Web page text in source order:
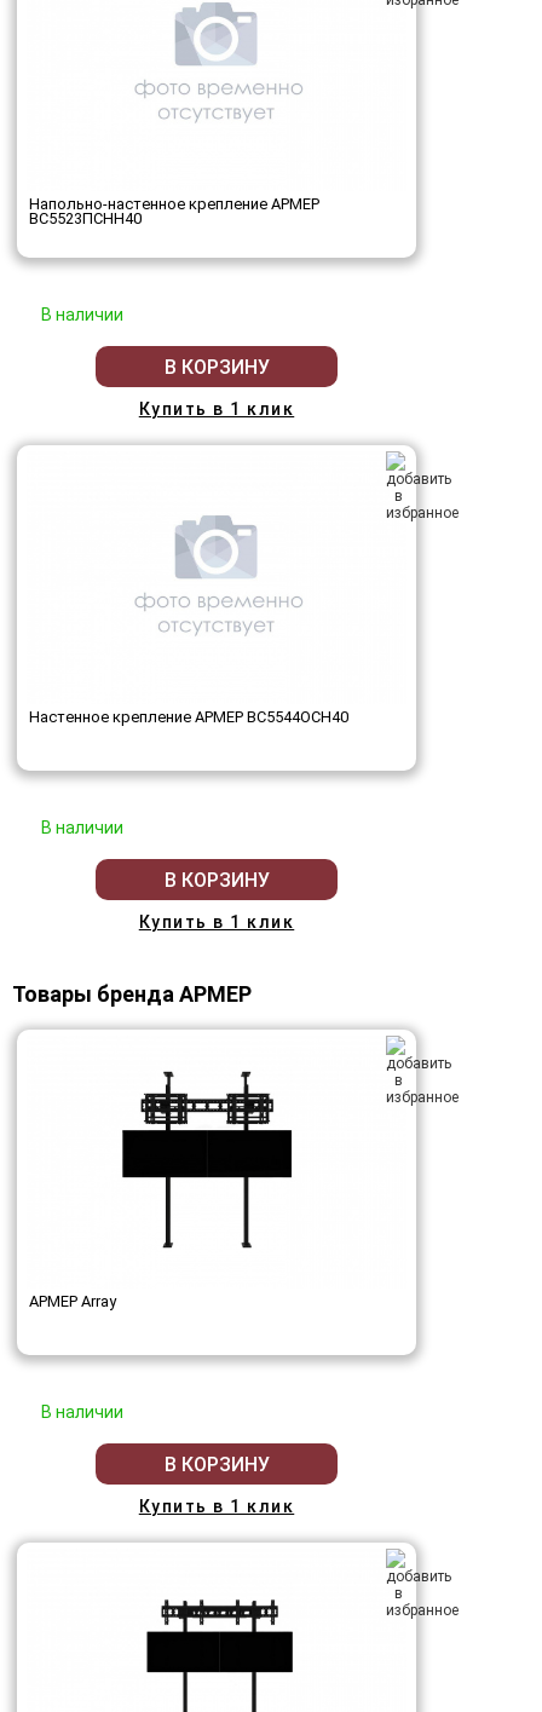
Напольно-настенное крепление АРМЕР
ВС5523ПСНН40
В наличии
В КОРЗИНУ
Купить в 1 клик
Настенное крепление АРМЕР ВС5544ОСН40
В наличии
В КОРЗИНУ
Купить в 1 клик
Товары бренда АРМЕР
АРМЕР Array
В наличии
В КОРЗИНУ
Купить в 1 клик